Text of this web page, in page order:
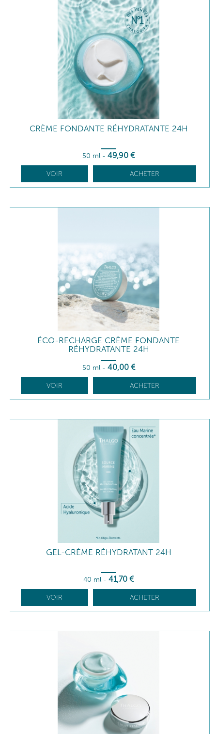
CRÈME FONDANTE RÉHYDRATANTE 24H
50 ml - 49,90 €
VOIR ACHETER
ÉCO-RECHARGE CRÈME FONDANTE
RÉHYDRATANTE 24H
50 ml - 40,00 €
VOIR ACHETER
GEL-CRÈME RÉHYDRATANT 24H
40 ml - 41,70 €
VOIR ACHETER